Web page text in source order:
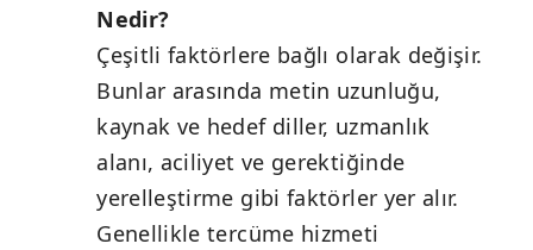
Nedir?
Çeşitli faktörlere bağlı olarak değişir.
Bunlar arasında metin uzunluğu,
kaynak ve hedef diller, uzmanlık
alanı, aciliyet ve gerektiğinde
yerelleştirme gibi faktörler yer alır.
Genellikle tercüme hizmeti